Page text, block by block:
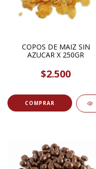
COPOS DE MAIZ SIN
AZUCAR X 250GR
$2.500
COMPRAR